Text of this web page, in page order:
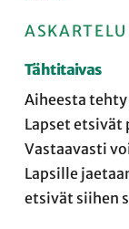
ASKARTELU
Tähtitaivas
Aiheesta
Lapset etsivät
Vastaavasti
Lapsille
etsivät siihen